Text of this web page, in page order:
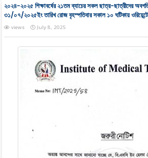
২০২৪-২০২৫ শিক্ষাবর্ষের ২১তম ব্যাচের সকল ছাত্র-ছাত্রীদের
৩১/০৭/২০২৫ইং তারিখ রোজ বৃহস্পতিবার সকাল ১০ ঘটিকায়
views July 8, 2025